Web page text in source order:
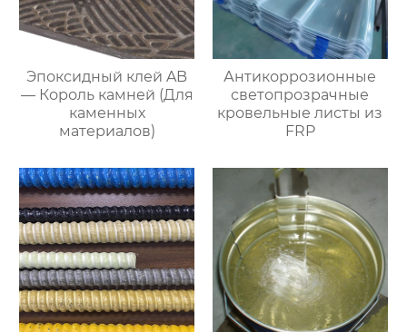
Эпоксидный клей AB
— Король камней (Для
каменных
материалов)
Антикоррозионные
светопрозрачные
кровельные листы из
FRP